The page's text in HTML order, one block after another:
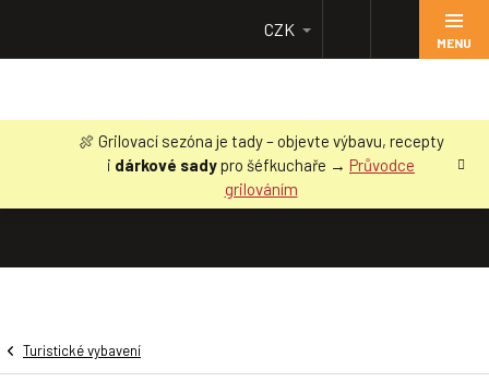
obsah
🍖 Grilovací sezóna je tady – objevte výbavu, recepty
i dárkové sadypro šéfkuchaře → Průvodce
grilováním
CZK
Turistické vybavení